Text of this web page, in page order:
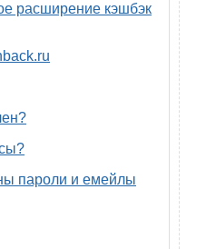
расширение кэшбэк
пароли и емейлы